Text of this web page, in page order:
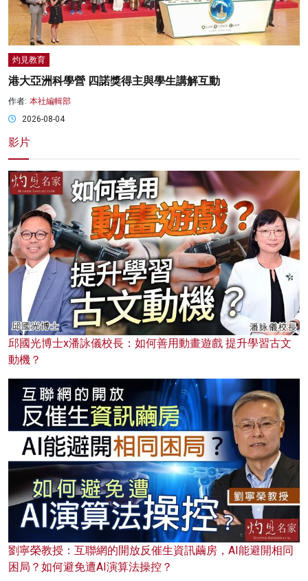
灼見教育
港大亞洲科學營 四諾獎得主與學生講解互動
作者: 本社編輯部
2026-08-04
影片
邱國光博士x潘詠儀校長：如何善用動畫遊戲 提升學習古文
動機？
劉寧榮教授：互聯網的開放反催生資訊繭房，AI能避開相同
困局？如何避免遭AI演算法操控？